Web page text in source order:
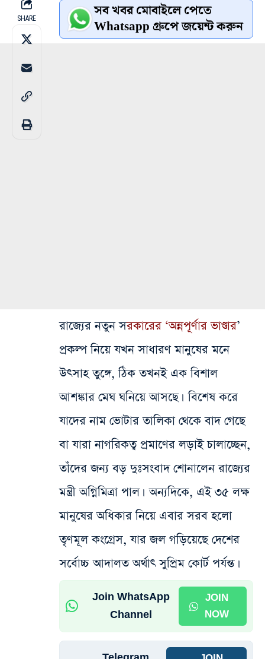
SHARE সব খবর মোবাইলে পেতে
Whatsapp গ্রুপে জয়েন্ট করুন
রাজ্যের নতুন সরকারের ‘অন্নপূর্ণার ভাণ্ডার’
প্রকল্প নিয়ে যখন সাধারণ মানুষের মনে
উৎসাহ তুঙ্গে, ঠিক তখনই এক বিশাল
আশঙ্কার মেঘ ঘনিয়ে আসছে। বিশেষ করে
যাদের নাম ভোটার তালিকা থেকে বাদ গেছে
বা যারা নাগরিকত্ব প্রমাণের লড়াই চালাচ্ছেন,
তাঁদের জন্য বড় দুঃসংবাদ শোনালেন রাজ্যের
মন্ত্রী অগ্নিমিত্রা পাল। অন্যদিকে, এই ৩৫ লক্ষ
মানুষের অধিকার নিয়ে এবার সরব হলো
তৃণমূল কংগ্রেস, যার জল গড়িয়েছে দেশের
সর্বোচ্চ আদালত অর্থাৎ সুপ্রিম কোর্ট পর্যন্ত।
Join WhatsApp
Channel
JOIN
NOW